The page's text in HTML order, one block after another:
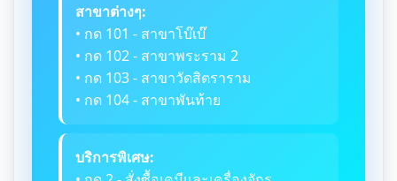
สาขาต่างๆ:
• กด 101 - สาขาโบ๊เบ๊
• กด 102 - สาขาพระราม 2
• กด 103 - สาขาวัดสิตราราม
• กด 104 - สาขาพันท้าย
บริการพิเศษ: